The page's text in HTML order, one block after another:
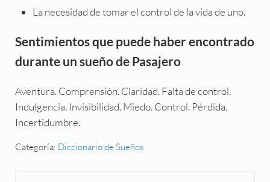
La necesidad de tomar el control de la vida de uno.
Sentimientos que puede haber encontrado
durante un sueño de Pasajero
Aventura. Comprensión. Claridad. Falta de control.
Indulgencia. Invisibilidad. Miedo. Control. Pérdida.
Incertidumbre.
Categoría: Diccionario de Sueños